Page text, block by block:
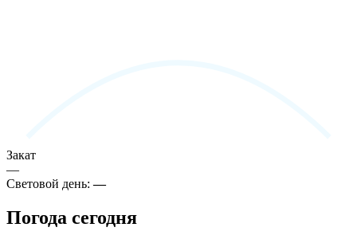
Закат
—
Световой день:—
Погода сегодня